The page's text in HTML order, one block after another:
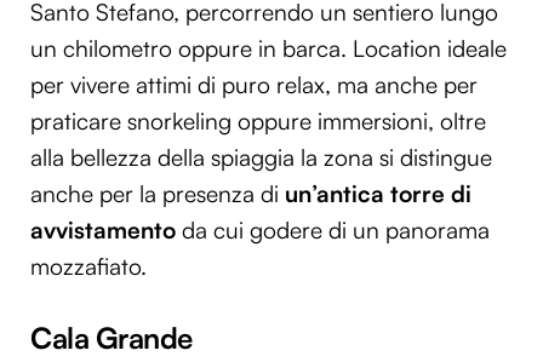
Santo Stefano, percorrendo un sentiero lungo
un chilometro oppure in barca. Location ideale
per vivere attimi di puro relax, ma anche per
praticare snorkeling oppure immersioni, oltre
alla bellezza della spiaggia la zona si distingue
anche per la presenza di un’antica torre di
avvistamento da cui godere di un panorama
mozzafiato.
Cala Grande